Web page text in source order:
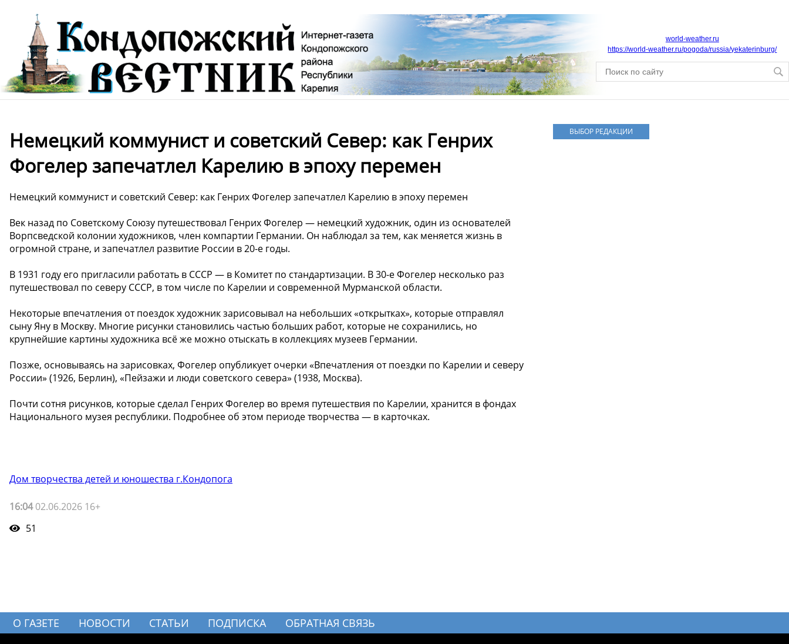
world-weather.ru
https://world-weather.ru/pogoda/russia/yekaterinburg/
Немецкий коммунист и советский Север: как Генрих
Фогелер запечатлел Карелию в эпоху перемен
Немецкий коммунист и советский Север: как Генрих Фогелер запечатлел Карелию в эпоху перемен
Век назад по Советскому Союзу путешествовал Генрих Фогелер — немецкий художник, один из основателей
Ворпсведской колонии художников, член компартии Германии. Он наблюдал за тем, как меняется жизнь в
огромной стране, и запечатлел развитие России в 20-е годы.
В 1931 году его пригласили работать в СССР — в Комитет по стандартизации. В 30-е Фогелер несколько раз
путешествовал по северу СССР, в том числе по Карелии и современной Мурманской области.
Некоторые впечатления от поездок художник зарисовывал на небольших «открытках», которые отправлял
сыну Яну в Москву. Многие рисунки становились частью больших работ, которые не сохранились, но
крупнейшие картины художника всё же можно отыскать в коллекциях музеев Германии.
Позже, основываясь на зарисовках, Фогелер опубликует очерки «Впечатления от поездки по Карелии и северу
России» (1926, Берлин), «Пейзажи и люди советского севера» (1938, Москва).
Почти сотня рисунков, которые сделал Генрих Фогелер во время путешествия по Карелии, хранится в фондах
Национального музея республики. Подробнее об этом периоде творчества — в карточках.
Дом творчества детей и юношества г.Кондопога
16:0402.06.2026 16+
51
ВЫБОР РЕДАКЦИИ
О ГАЗЕТЕ НОВОСТИ СТАТЬИ ПОДПИСКА ОБРАТНАЯ СВЯЗЬ